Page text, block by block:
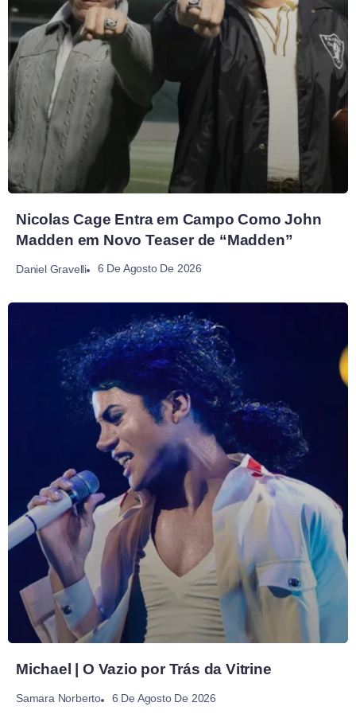
Nicolas Cage Entra em Campo Como John
Madden em Novo Teaser de “Madden”
Daniel Gravelli 6 De Agosto De 2026
Michael | O Vazio por Trás da Vitrine
Samara Norberto 6 De Agosto De 2026